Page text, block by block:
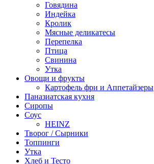
Говядина
Индейка
Кролик
Мясные деликатесы
Перепелка
Птица
Свинина
Утка
Овощи и фрукты
Картофель фри и Аппетайзеры
Паназиатская кухня​
Сиропы
Соус
HEINZ
Творог / Сырники
Топпинги
Утка
Хлеб и Тесто